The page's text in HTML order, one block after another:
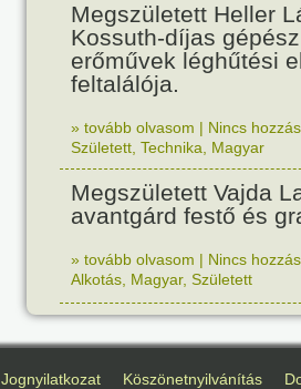
Megszületett Heller
Kossuth-díjas
erőművek léghűtési
feltalálója.
» tovább olvasom | Nincs
Született Technika Magyar
Megszületett Vajda
avantgárd festő és
» tovább olvasom | Nincs
Alkotás Magyar, Született
Jognyilatkozat Köszönetnyilvánítás